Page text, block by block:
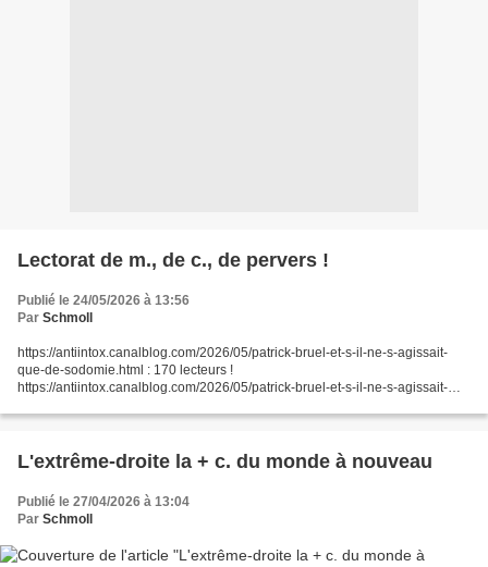
Lectorat de m., de c., de pervers !
Publié le 24/05/2026 à 13:56
Par Schmoll
https://antiintox.canalblog.com/2026/05/patrick-bruel-et-s-il-ne-s-agissait-
que-de-sodomie.html : 170 lecteurs !
https://antiintox.canalblog.com/2026/05/patrick-bruel-et-s-il-ne-s-agissait-
L'extrême-droite la + c. du monde à nouveau
Publié le 27/04/2026 à 13:04
Par Schmoll